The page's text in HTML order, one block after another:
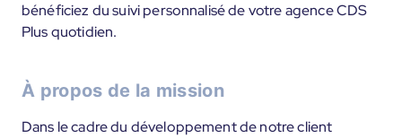
bénéficiez du suivi personnalisé de votre agence CDS
Plus quotidien.
À propos de la mission
Dans le cadre du développement de notre client